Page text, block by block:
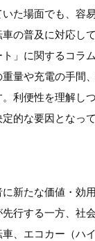
た場面でも、容
の普及に対応し
」に関するコラム
量や充電の手間
利便性を理解し
的な要因となっ
新たな価値・効
行する一方、社
、エコカー（ハ